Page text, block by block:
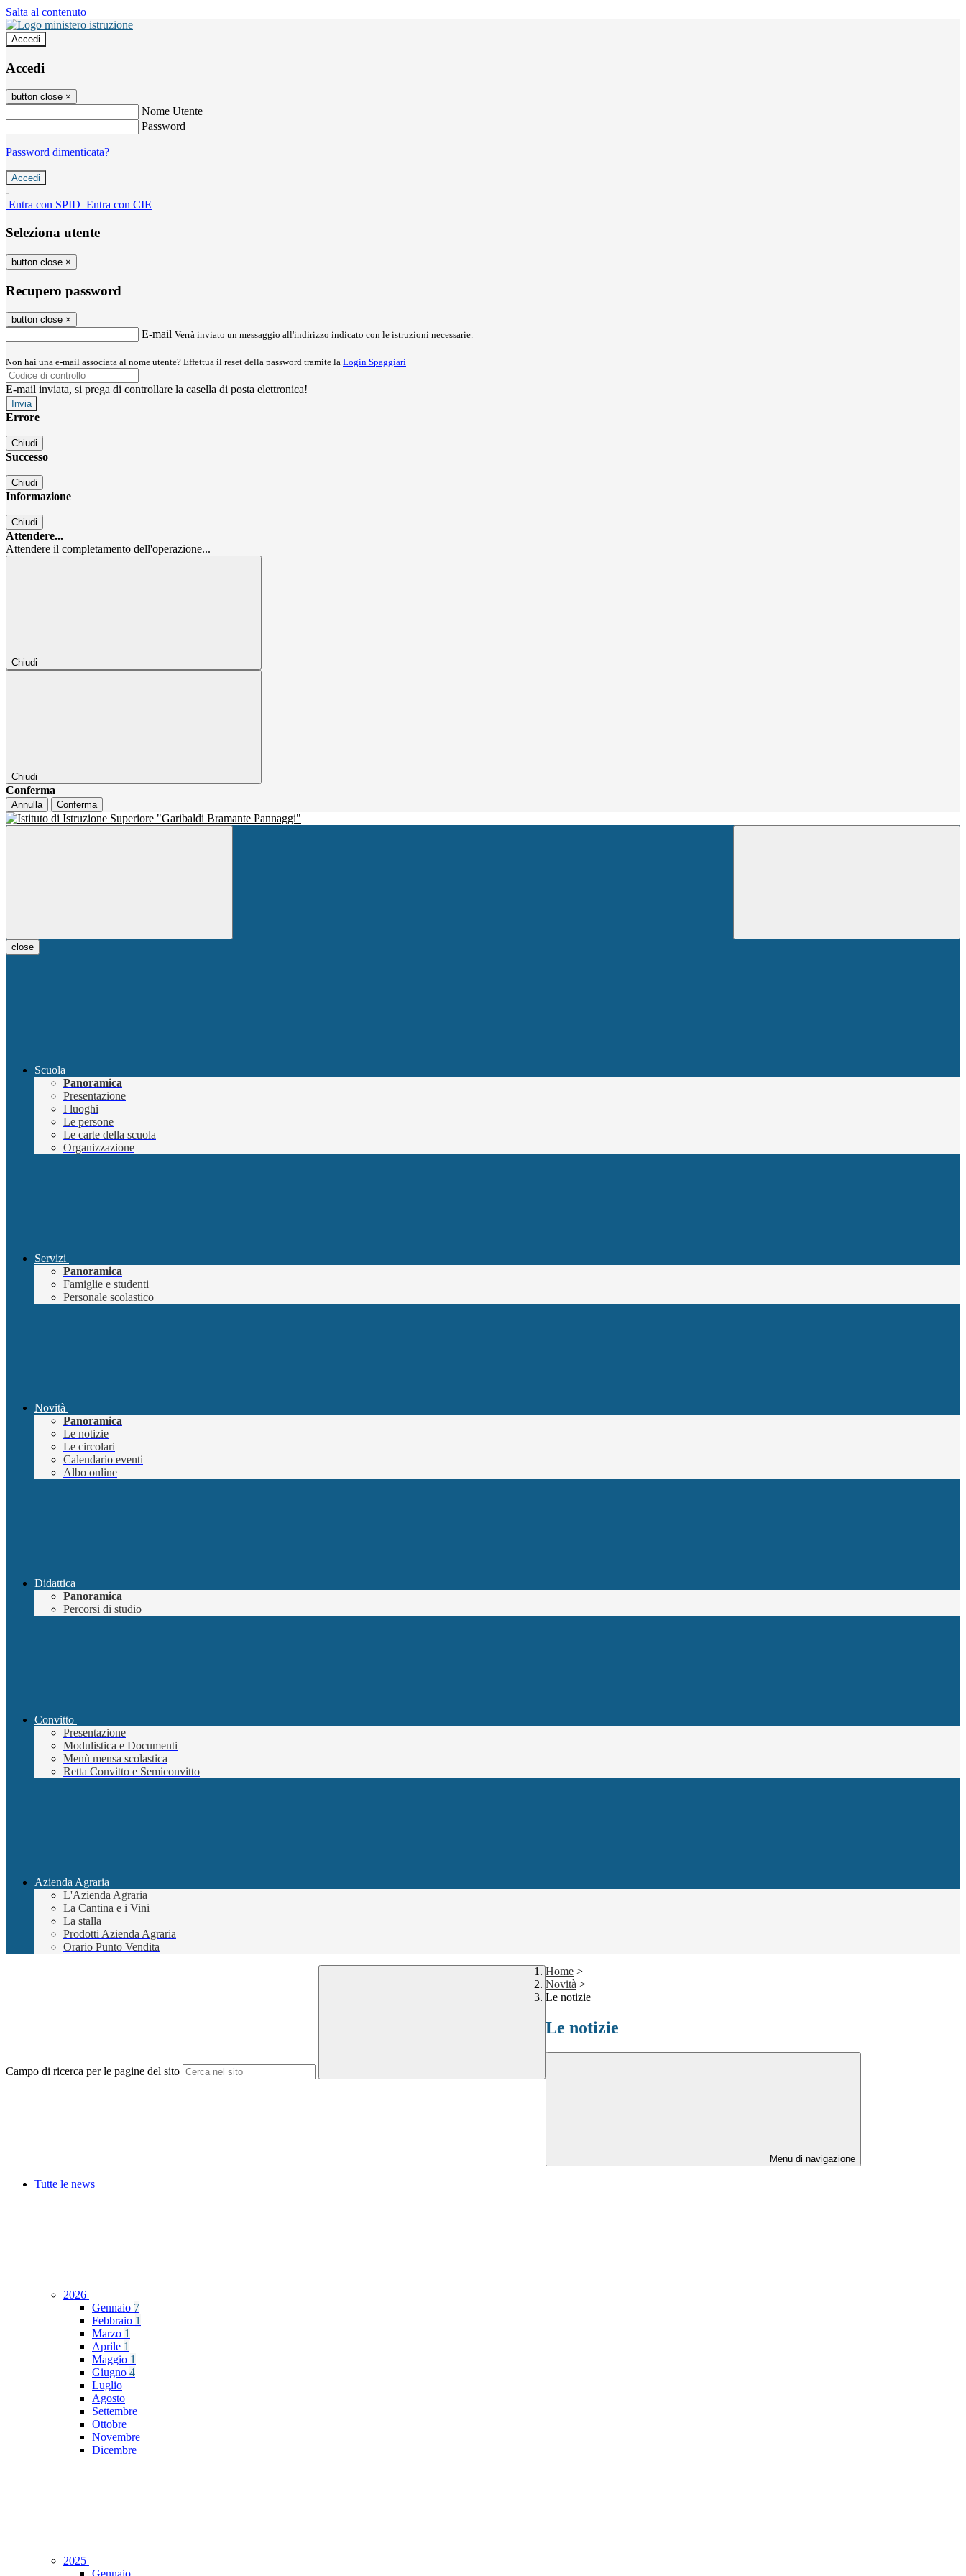
Salta al contenuto
Accedi
Accedi
button close ×
Nome Utente
Password
Password dimenticata?
-
Entra con SPID Entra con CIE
Seleziona utente
button close ×
Recupero password
button close ×
E-mail Verrà inviato un messaggio all'indirizzo indicato con le istruzioni necessarie.
Non hai una e-mail associata al nome utente? Effettua il reset della password tramite la Login Spaggiari
E-mail inviata, si prega di controllare la casella di posta elettronica!
Errore
Chiudi
Successo
Chiudi
Informazione
Chiudi
Attendere...
Attendere il completamento dell'operazione...
Chiudi
Chiudi
Conferma
Annulla Conferma
close
Scuola
Panoramica
Presentazione
I luoghi
Le persone
Le carte della scuola
Organizzazione
Servizi
Panoramica
Famiglie e studenti
Personale scolastico
Novità
Panoramica
Le notizie
Le circolari
Calendario eventi
Albo online
Didattica
Panoramica
Percorsi di studio
Convitto
Presentazione
Modulistica e Documenti
Menù mensa scolastica
Retta Convitto e Semiconvitto
Azienda Agraria
L'Azienda Agraria
La Cantina e i Vini
La stalla
Prodotti Azienda Agraria
Orario Punto Vendita
Campo di ricerca per le pagine del sito
Home >
Novità >
Le notizie
Le notizie
Menu di navigazione
Tutte le news
2026
Gennaio 7
Febbraio 1
Marzo 1
Aprile 1
Maggio 1
Giugno 4
Luglio
Agosto
Settembre
Ottobre
Novembre
Dicembre
2025